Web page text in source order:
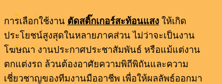
การเลือกใช้งาน ตัดสติ๊กเกอร์สะท้อนแสง ให้เกิด
ประโยชน์สูงสุดในหลายภาคส่วน ไม่ว่าจะเป็นงาน
โฆษณา งานประกาศประชาสัมพันธ์ หรือแม้แต่งาน
ตกแต่งรถ ล้วนต้องอาศัยความพิถีพิถันและความ
เชี่ยวชาญของทีมงานมืออาชีพ เพื่อให้ผลลัพธ์ออกมา